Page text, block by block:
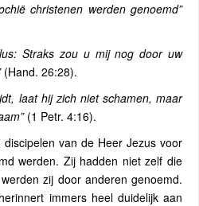
christenen werden genoemd”
Straks zou u mij nog door uw
(Hand. 26:28).
laat hij zich niet schamen, maar
(1 Petr. 4:16).
van de Heer Jezus voor
werden. Zij hadden niet zelf die
zij door anderen genoemd.
immers heel duidelijk aan